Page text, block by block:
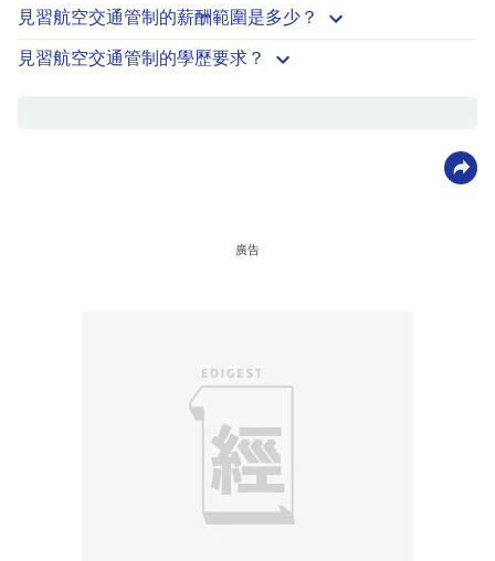
見習航空交通管制的薪酬範圍是多少？
見習航空交通管制的學歷要求？
廣告